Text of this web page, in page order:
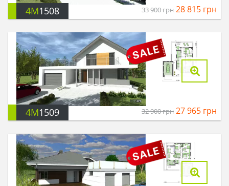
4M1508 33 900грн 28 815 грн
4M1509 32 900грн 27 965 грн